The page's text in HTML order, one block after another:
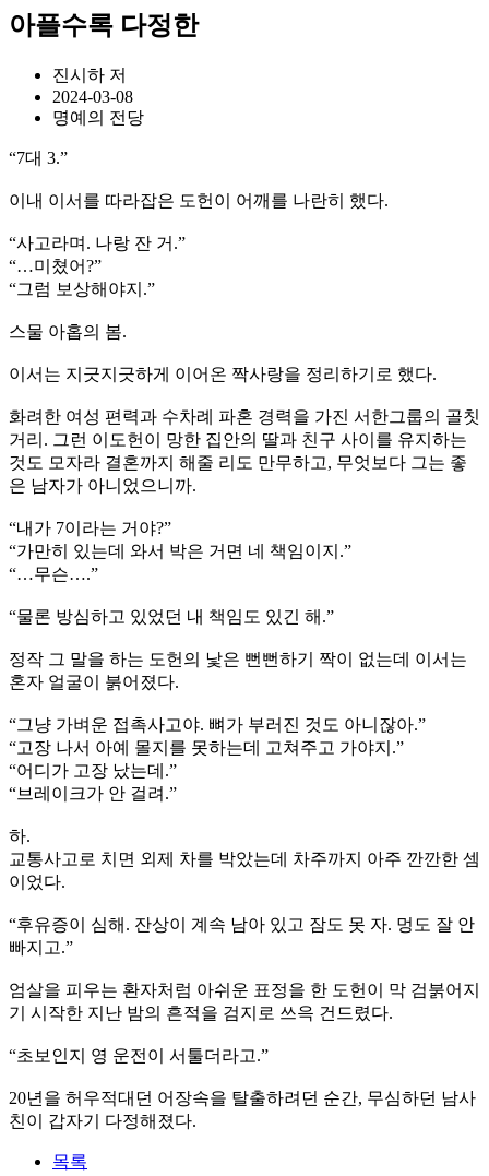
아플수록 다정한
진시하 저
2024-03-08
명예의 전당
“7대 3.”
이내 이서를 따라잡은 도헌이 어깨를 나란히 했다.
“사고라며. 나랑 잔 거.”
“…미쳤어?”
“그럼 보상해야지.”
스물 아홉의 봄.
이서는 지긋지긋하게 이어온 짝사랑을 정리하기로 했다.
화려한 여성 편력과 수차례 파혼 경력을 가진 서한그룹의 골칫
거리. 그런 이도헌이 망한 집안의 딸과 친구 사이를 유지하는
것도 모자라 결혼까지 해줄 리도 만무하고, 무엇보다 그는 좋
은 남자가 아니었으니까.
“내가 7이라는 거야?”
“가만히 있는데 와서 박은 거면 네 책임이지.”
“…무슨….”
“물론 방심하고 있었던 내 책임도 있긴 해.”
정작 그 말을 하는 도헌의 낯은 뻔뻔하기 짝이 없는데 이서는
혼자 얼굴이 붉어졌다.
“그냥 가벼운 접촉사고야. 뼈가 부러진 것도 아니잖아.”
“고장 나서 아예 몰지를 못하는데 고쳐주고 가야지.”
“어디가 고장 났는데.”
“브레이크가 안 걸려.”
하.
교통사고로 치면 외제 차를 박았는데 차주까지 아주 깐깐한 셈
이었다.
“후유증이 심해. 잔상이 계속 남아 있고 잠도 못 자. 멍도 잘 안
빠지고.”
엄살을 피우는 환자처럼 아쉬운 표정을 한 도헌이 막 검붉어지
기 시작한 지난 밤의 흔적을 검지로 쓰윽 건드렸다.
“초보인지 영 운전이 서툴더라고.”
20년을 허우적대던 어장속을 탈출하려던 순간, 무심하던 남사
친이 갑자기 다정해졌다.
목록